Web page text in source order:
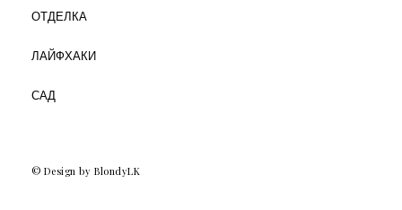
ОТДЕЛКА
ЛАЙФХАКИ
САД
© Design by BlondyLK